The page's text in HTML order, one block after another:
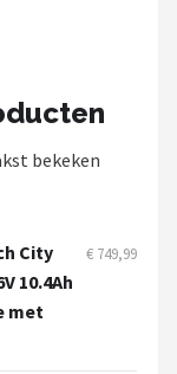
bekeken
City
10.4Ah
met
€ 749,99